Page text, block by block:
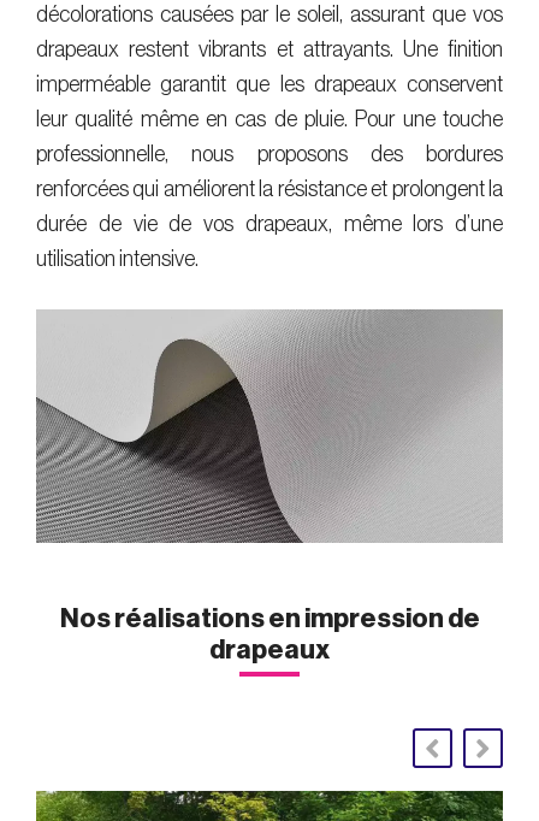
décolorations causées par le soleil, assurant que vos
drapeaux restent vibrants et attrayants. Une finition
imperméable garantit que les drapeaux conservent
leur qualité même en cas de pluie. Pour une touche
professionnelle, nous proposons des bordures
renforcées qui améliorent la résistance et prolongent la
durée de vie de vos drapeaux, même lors d’une
utilisation intensive.
Nos réalisations en impression de
drapeaux